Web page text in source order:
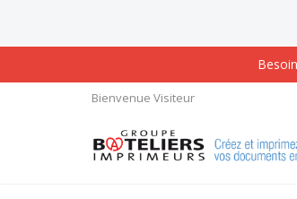
Bienvenue Visiteur